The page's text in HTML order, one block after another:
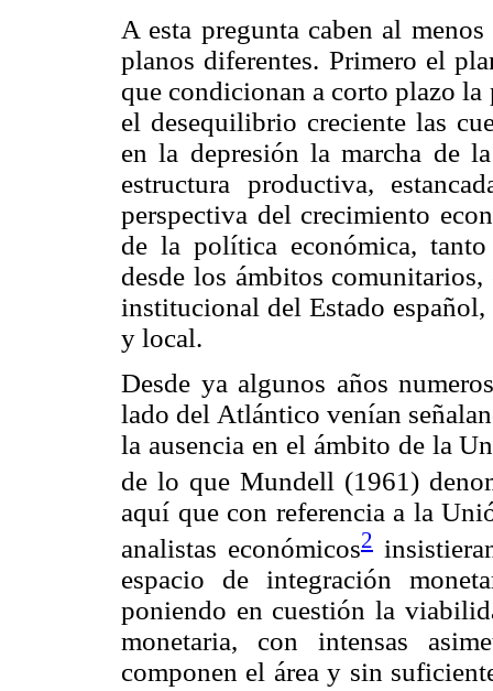
A esta pregunta caben al
planos diferentes. Primero el
que condicionan a corto plazo
el desequilibrio creciente las
en la depresión la marcha de
estructura productiva,
perspectiva del crecimiento
de la política económica,
desde los ámbitos
institucional del Estado
y local.
Desde ya algunos años
lado del Atlántico venían
la ausencia en el ámbito de la
de lo que Mundell (1961)
aquí que con referencia a la
analistas económicos2
espacio de integración
poniendo en cuestión la
monetaria, con intensas
componen el área y sin